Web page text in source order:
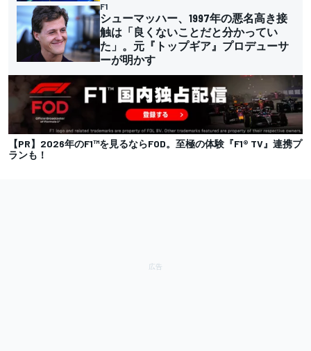
F1
シューマッハー、1997年の悪名高き接
触は「良くないことだと分かってい
た」。元『トップギア』プロデューサ
ーが明かす
【PR】2026年のF1™を見るならFOD。至極の体験『F1® TV』連携プ
ランも！